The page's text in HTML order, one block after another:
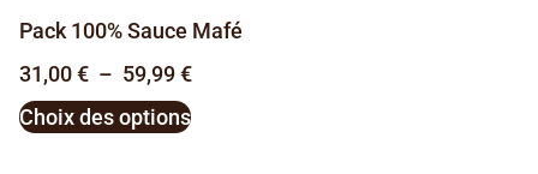
Pack 100% Sauce Mafé
31,00€ – 59,99€
Choix des options